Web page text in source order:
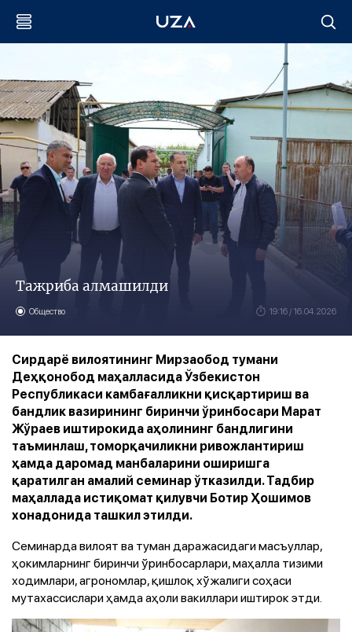
Тажриба алмашилди
Общество 19:16 / 16.04.2026
Сирдарё вилоятининг Мирзаобод тумани
Деҳқонобод маҳалласида Ўзбекистон
Республикаси камбағалликни қисқартириш ва
бандлик вазирининг биринчи ўринбосари Марат
Жўраев иштирокида аҳолининг бандлигини
таъминлаш, томорқачиликни ривожлантириш
ҳамда даромад манбаларини оширишга
қаратилган амалий семинар ўтказилди. Тадбир
маҳаллада истиқомат қилувчи Ботир Ҳошимов
хонадонида ташкил этилди.
Семинарда вилоят ва туман даражасидаги масъуллар,
ҳокимларнинг биринчи ўринбосарлари, маҳалла тизими
ходимлари, агрономлар, қишлоқ хўжалиги соҳаси
мутахассислари ҳамда аҳоли вакиллари иштирок этди.